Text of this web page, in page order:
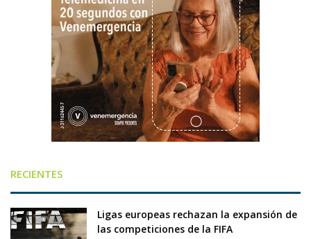
RECIENTES
Ligas europeas rechazan la expansión de
las competiciones de la FIFA